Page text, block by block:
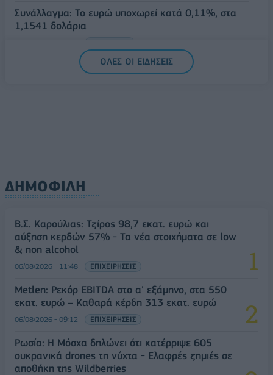
Συνάλλαγμα: Το ευρώ υποχωρεί κατά 0,11%, στα
1,1541 δολάρια
ΟΛΕΣ ΟΙ ΕΙΔΗΣΕΙΣ
ΔΗΜΟΦΙΛΗ
Β.Σ. Καρούλιας: Τζίρος 98,7 εκατ. ευρώ και
αύξηση κερδών 57% - Τα νέα στοιχήματα σε low
& non alcohol
06/08/2026 - 11:48 ΕΠΙΧΕΙΡΗΣΕΙΣ
Metlen: Ρεκόρ EBITDA στο α' εξάμηνο, στα 550
εκατ. ευρώ – Καθαρά κέρδη 313 εκατ. ευρώ
06/08/2026 - 09:12 ΕΠΙΧΕΙΡΗΣΕΙΣ
Ρωσία: Η Μόσχα δηλώνει ότι κατέρριψε 605
ουκρανικά drones τη νύχτα - Ελαφρές ζημιές σε
αποθήκη της Wildberries